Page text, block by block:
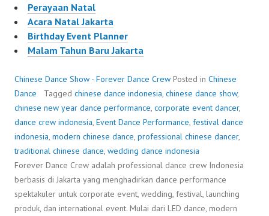
Perayaan Natal
Acara Natal Jakarta
Birthday Event Planner
Malam Tahun Baru Jakarta
Chinese Dance Show - Forever Dance Crew Posted in Chinese
Dance
Tagged chinese dance indonesia chinese dance show,
chinese new year dance performance corporate event dancer,
dance crew indonesia Event Dance Performance festival dance
indonesia modern chinese dance professional chinese dancer,
traditional chinese dance wedding dance indonesia
Forever Dance Crew adalah professional dance crew Indonesia
berbasis di Jakarta yang menghadirkan dance performance
spektakuler untuk corporate event, wedding, festival, launching
produk, dan international event. Mulai dari LED dance, modern